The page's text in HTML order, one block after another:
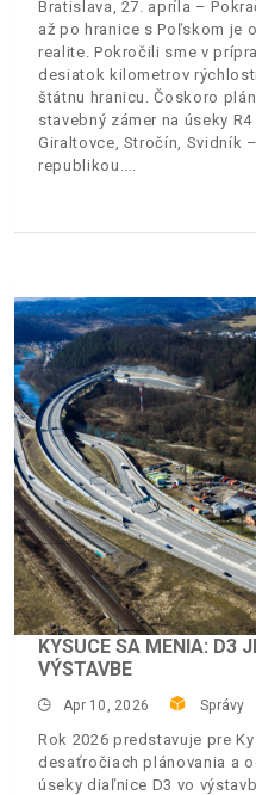
Bratislava, 27. apríla –
až po hranice s Poľskom je
realite. Pokročili sme v
desiatok kilometrov
štátnu hranicu. Čoskoro
stavebný zámer na úseky
Giraltovce, Stročín, Svidník
republikou.
KYSUCE SA MENIA: D3
VÝSTAVBE
Apr 10, 2026 Správy
Rok 2026 predstavuje pre
desaťročiach plánovania a
úseky diaľnice D3 vo